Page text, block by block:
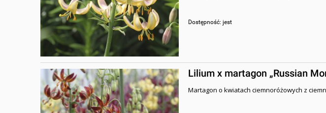
Dostępność: jest
Lilium x martagon „Russian
Martagon o kwiatach ciemnoróżowych z